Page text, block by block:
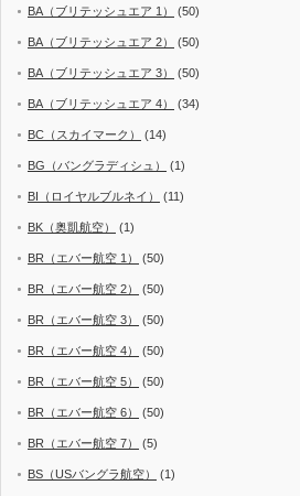
BA（ブリテッシュエア 1） (50)
BA（ブリテッシュエア 2） (50)
BA（ブリテッシュエア 3） (50)
BA（ブリテッシュエア 4） (34)
BC（スカイマーク） (14)
BG（バングラディシュ） (1)
BI（ロイヤルブルネイ） (11)
BK（奥凱航空） (1)
BR（エバー航空 1） (50)
BR（エバー航空 2） (50)
BR（エバー航空 3） (50)
BR（エバー航空 4） (50)
BR（エバー航空 5） (50)
BR（エバー航空 6） (50)
BR（エバー航空 7） (5)
BS（USバングラ航空） (1)